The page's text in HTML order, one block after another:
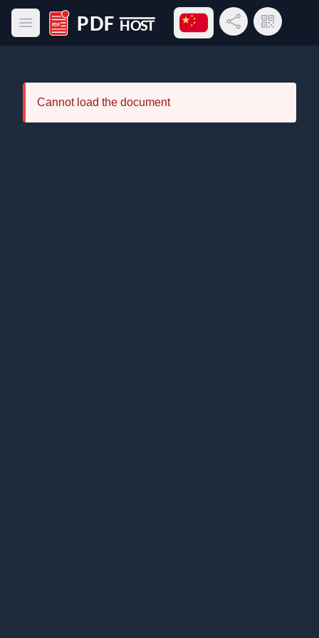
打开主菜单
PDF Host
打开语言菜单分享链接二维码
Cannot load the document